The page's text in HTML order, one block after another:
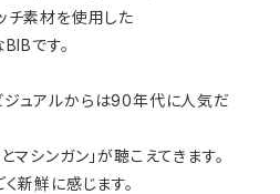
チ素材を使用した
です。
ュアルからは90年代に人気だ
マシンガン」が聴こえてきます。
新鮮に感じます。